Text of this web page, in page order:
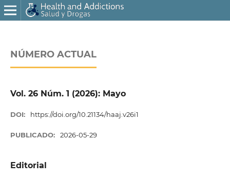
NÚMERO ACTUAL
Vol. 26 Núm. 1 (2026): Mayo
DOI: https://doi.org/10.21134/haaj.v26i1
PUBLICADO: 2026-05-29
Editorial